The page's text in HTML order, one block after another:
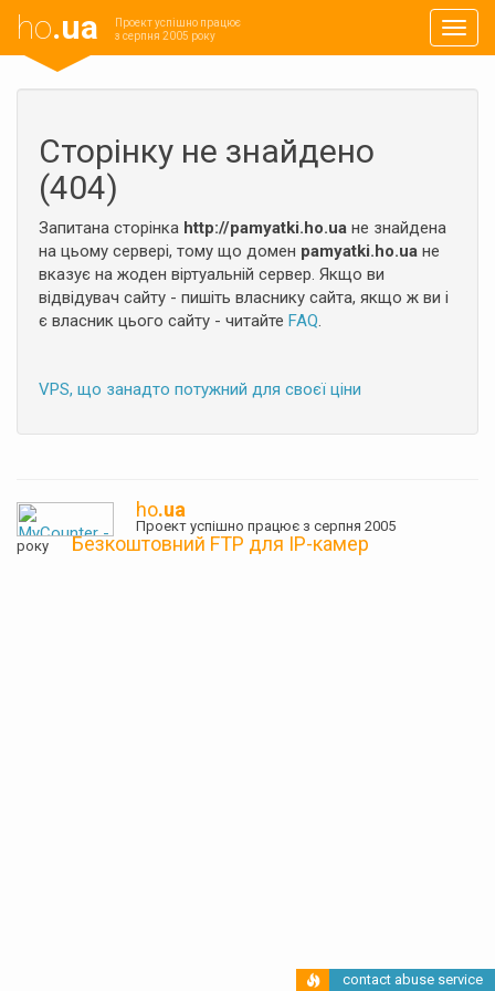
ho.ua
Проект успішно працює
з серпня 2005 року
Сторінку не знайдено
(404)
Запитана сторінка http://pamyatki.ho.ua не знайдена
на цьому сервері, тому що домен pamyatki.ho.ua не
вказує на жоден віртуальній сервер. Якщо ви
відвідувач сайту - пишіть власнику сайта, якщо ж ви і
є власник цього сайту - читайте FAQ.
VPS, що занадто потужний для своєї ціни
ho.ua
Проект успішно працює з серпня 2005
року Безкоштовний FTP для IP-камер
contact abuse service